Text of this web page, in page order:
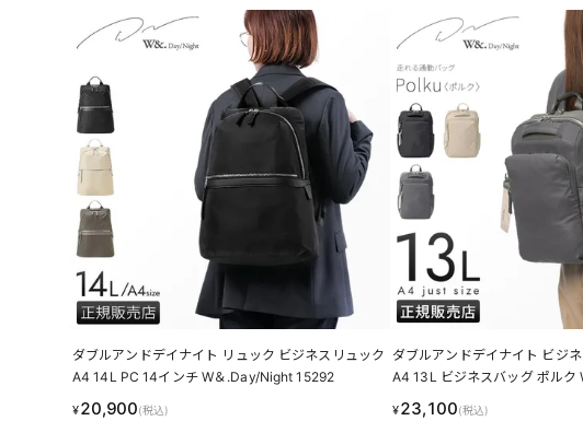
ダブルアンドデイナイト リュック ビジネスリュック
A4 14L PC 14インチ W＆.Day/Night 15292
¥20,900(税込)
ダブルアンドデイナイト ビジ
A4 13L ビジネスバッグ ポルク
15236
¥23,100(税込)